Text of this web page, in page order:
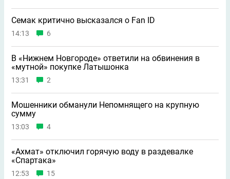
Семак критично высказался о Fan ID
14:13 6
В «Нижнем Новгороде» ответили на обвинения в
«мутной» покупке Латышонка
13:31 2
Мошенники обманули Непомнящего на крупную
сумму
13:03 4
«Ахмат» отключил горячую воду в раздевалке
«Спартака»
12:53 15